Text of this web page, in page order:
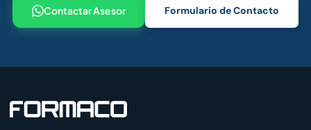
Contactar Asesor Formulario de Contacto